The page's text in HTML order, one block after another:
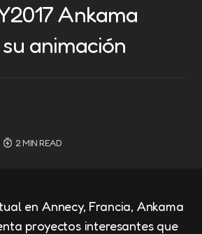
Ankama
animación
2 MIN READ
en Annecy, Francia, Ankama
proyectos interesantes que